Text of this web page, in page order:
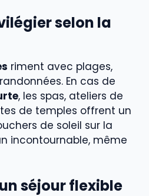
selon la
riment avec plages,
En cas de
, les spas, ateliers de
de temples offrent un
de soleil sur la
incontournable, même
séjour flexible